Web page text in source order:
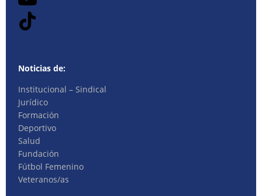
Noticias de:
Institucional – Sindical
Jurídico
Formación
Deportivo
Salud
Fundación
Fútbol Femenino
Veteranos/as